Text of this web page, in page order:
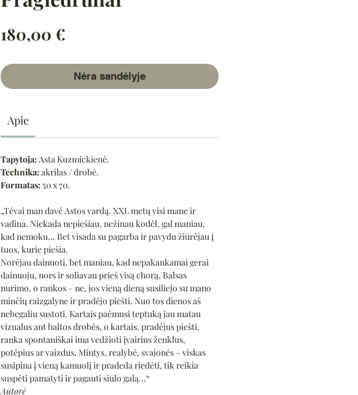
180,00 €
Nėra sandėlyje
Apie
Tapytoja:Asta Kuzmickienė.
Technika:akrilas / drobė.
Formatas: 50 x 70.
„Tėvai man davė Astos vardą. XXL metų visi mane ir
vadina. Niekada nepiešiau, nežinau kodėl, gal maniau,
kad nemoku... Bet visada su pagarba ir pavydu žiūrėjau į
tuos, kurie piešia.
Norėjau dainuoti, bet maniau, kad nepakankamai gerai
dainuoju, nors ir soliavau prieš visą chorą. Balsas
nurimo, o rankos – ne, jos vieną dieną susiliejo su mano
minčių raizgalyne ir pradėjo piešti. Nuo tos dienos aš
nebegaliu sustoti. Kartais paėmusi teptuką jau matau
vizualus ant baltos drobės, o kartais, pradėjus piešti,
ranka spontaniškai ima vedžioti įvairius ženklus,
potėpius ar vaizdus. Mintys, realybė, svajonės – viskas
susipina į vieną kamuolį ir pradeda riedėti, tik reikia
suspėti pamatyti ir pagauti siūlo galą...“
Autorė